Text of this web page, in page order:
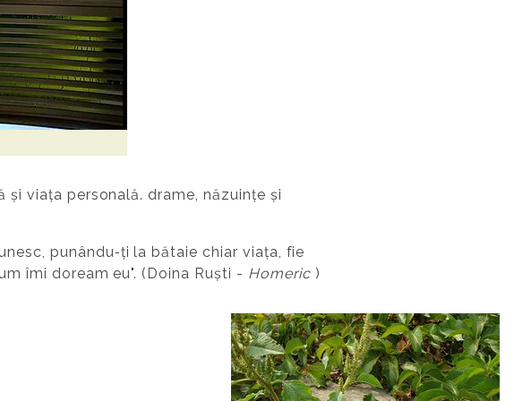
viața personală. drame, năzuințe și
punându‐ţi la bătaie chiar viaţa, fie
îmi doream eu". (Doina Ruști - Homeric )